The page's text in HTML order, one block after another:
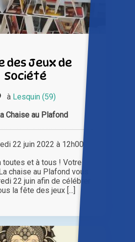
des Jeux de
Société
à Lesquin (59)
Chaise au Plafond
22 juin 2022 à 12h00
toutes et à tous ! Votre
chaise au Plafond vous
22 juin afin de célébrer
la fête des jeux [...]